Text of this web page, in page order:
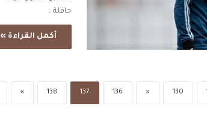
حافلة…
أكمل القراءة »
130
«
136
137
138
»